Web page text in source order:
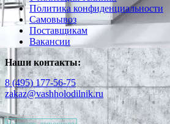
Политика конфиденциальности
Самовывоз
Поставщикам
Вакансии
Наши контакты:
8 (495) 177-56-75
zakaz@vashholodilnik.ru